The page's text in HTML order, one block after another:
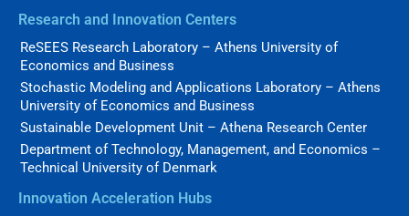
Research and Innovation Centers
ReSEES Research Laboratory – Athens University of
Economics and Business
Stochastic Modeling and Applications Laboratory – Athens
University of Economics and Business
Sustainable Development Unit – Athena Research Center
Department of Technology, Management, and Economics –
Technical University of Denmark
Innovation Acceleration Hubs